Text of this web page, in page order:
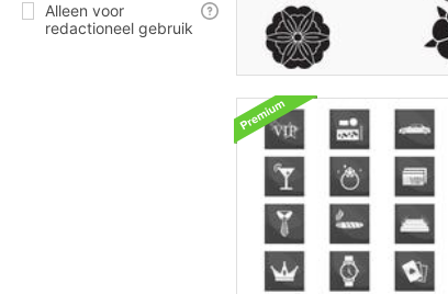
Alleen voor
redactioneel gebruik